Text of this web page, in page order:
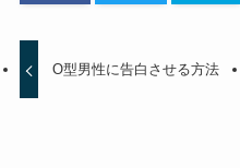
O型男性に告白させる方法